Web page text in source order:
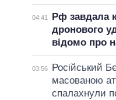
04:41
Рф завдала
дронового
відомо про
03:56
Російський
масованою
спалахнули